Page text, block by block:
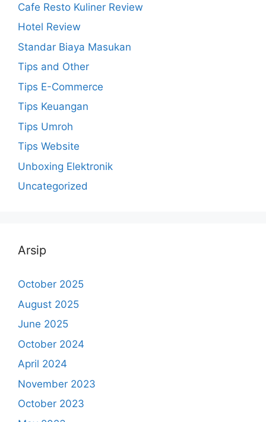
Cafe Resto Kuliner Review
Hotel Review
Standar Biaya Masukan
Tips and Other
Tips E-Commerce
Tips Keuangan
Tips Umroh
Tips Website
Unboxing Elektronik
Uncategorized
Arsip
October 2025
August 2025
June 2025
October 2024
April 2024
November 2023
October 2023